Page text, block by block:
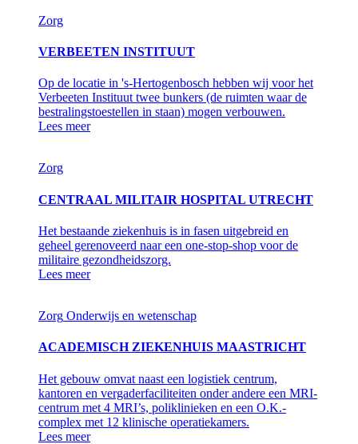
Zorg
VERBEETEN INSTITUUT
Op de locatie in 's-Hertogenbosch hebben wij voor het
Verbeeten Instituut twee bunkers (de ruimten waar de
bestralingstoestellen in staan) mogen verbouwen.
Lees meer
Zorg
CENTRAAL MILITAIR HOSPITAL UTRECHT
Het bestaande ziekenhuis is in fasen uitgebreid en
geheel gerenoveerd naar een one-stop-shop voor de
militaire gezondheidszorg.
Lees meer
Zorg Onderwijs en wetenschap
ACADEMISCH ZIEKENHUIS MAASTRICHT
Het gebouw omvat naast een logistiek centrum,
kantoren en vergaderfaciliteiten onder andere een MRI-
centrum met 4 MRI’s, poliklinieken en een O.K.-
complex met 12 klinische operatiekamers.
Lees meer